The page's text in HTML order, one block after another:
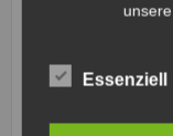
Sergio
Essenziell